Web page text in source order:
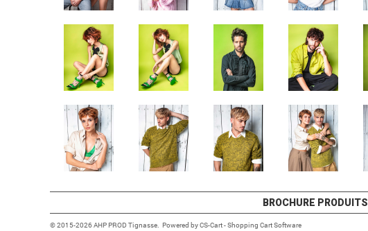
BROCHURE PRODUITS
© 2015-2026 AHP PROD Tignasse. Powered byCS-Cart - Shopping Cart Software